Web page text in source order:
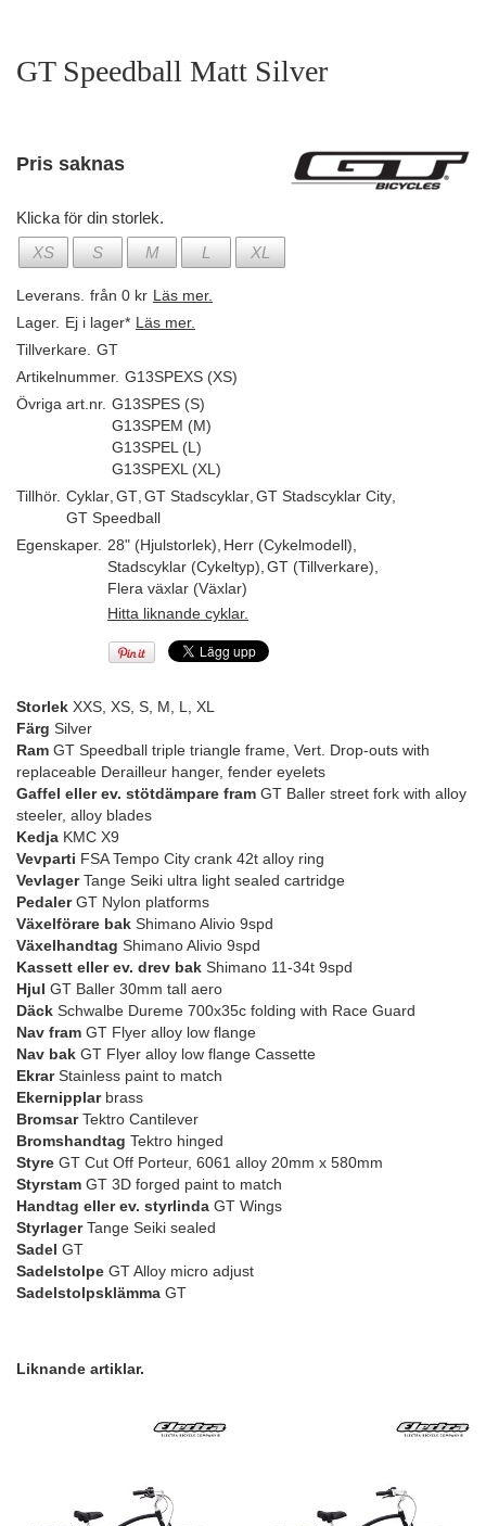
GT Speedball Matt Silver
Pris saknas
Klicka för din storlek.
XS
S M L XL
Leverans. från 0 kr Läs mer.
Lager. Ej i lager* Läs mer.
Tillverkare. GT
Artikelnummer. G13SPEXS (XS)
Övriga art.nr. G13SPES (S)
G13SPEM (M)
G13SPEL (L)
G13SPEXL (XL)
Tillhör. Cyklar GT GT Stadscyklar GT Stadscyklar City
GT Speedball
Egenskaper. 28" (Hjulstorlek) Herr (Cykelmodell)
Stadscyklar (Cykeltyp) GT (Tillverkare)
Flera växlar (Växlar)
Hitta liknande cyklar.
Storlek XXS, XS, S, M, L, XL
Färg Silver
Ram GT Speedball triple triangle frame, Vert. Drop-outs with
replaceable Derailleur hanger, fender eyelets
Gaffel eller ev. stötdämpare fram GT Baller street fork with alloy
steeler, alloy blades
Kedja KMC X9
Vevparti FSA Tempo City crank 42t alloy ring
VevlagerTange Seiki ultra light sealed cartridge
PedalerGT Nylon platforms
Växelförare bak Shimano Alivio 9spd
Växelhandtag Shimano Alivio 9spd
Kassett eller ev. drev bak Shimano 11-34t 9spd
Hjul GT Baller 30mm tall aero
Däck Schwalbe Dureme 700x35c folding with Race Guard
Nav fram GT Flyer alloy low flange
Nav bak GT Flyer alloy low flange Cassette
EkrarStainless paint to match
Ekernipplarbrass
BromsarTektro Cantilever
Bromshandtag Tektro hinged
Styre GT Cut Off Porteur, 6061 alloy 20mm x 580mm
Styrstam GT 3D forged paint to match
Handtag eller ev. styrlinda GT Wings
StyrlagerTange Seiki sealed
Sadel GT
Sadelstolpe GT Alloy micro adjust
Sadelstolpsklämma GT
Liknande artiklar.